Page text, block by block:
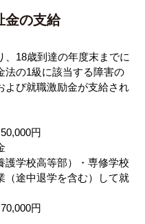
金の支給
18歳到達の年度末までに
法の1級に該当する障害の
よび就職激励金が支給され
円
学校高等部）・専修学校
（途中退学を含む）して就
円